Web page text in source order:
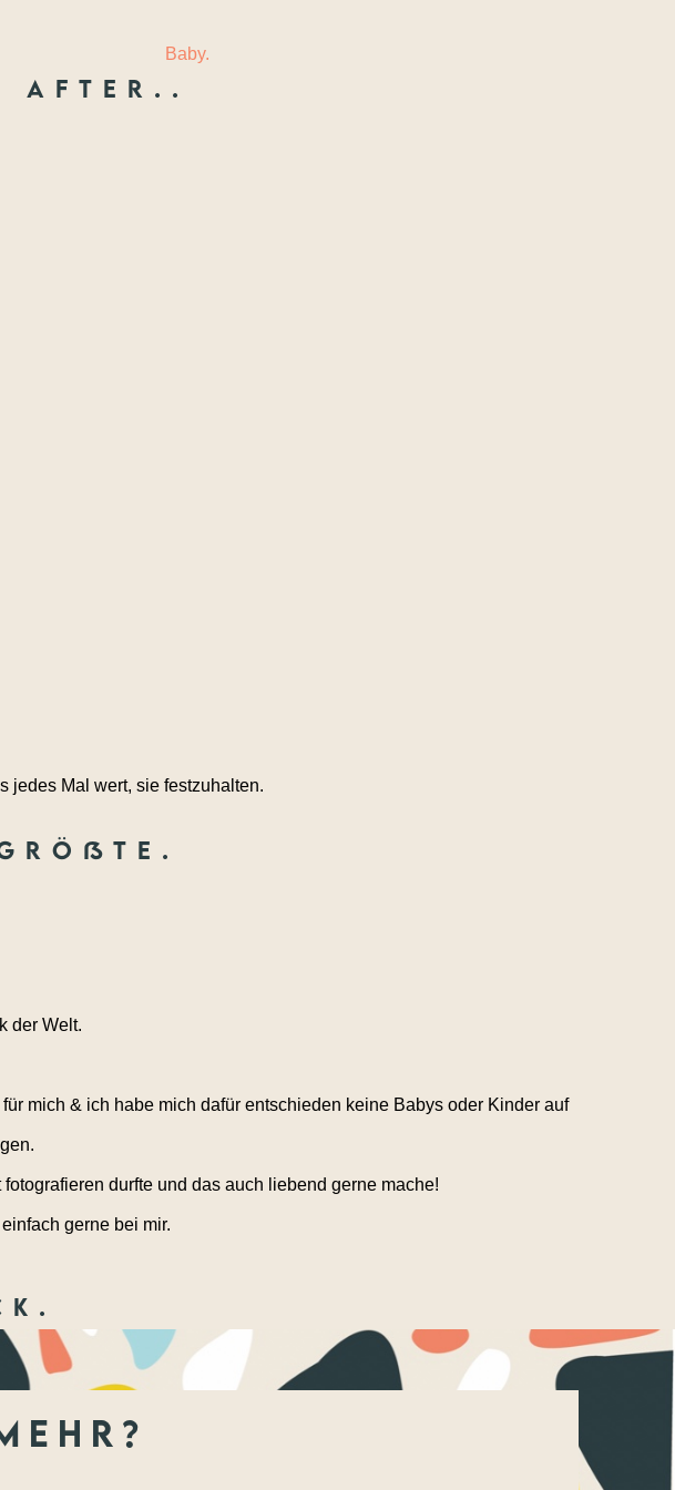
LAURIEN
Baby.
after..
jedes Mal wert, sie festzuhalten.
der Welt.
mich & ich habe mich dafür entschieden keine Babys oder Kinder auf
durfte und das auch liebend gerne mache!
einfach gerne bei mir.